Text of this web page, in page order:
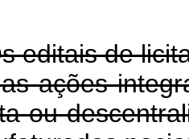
editais de
ações
ou